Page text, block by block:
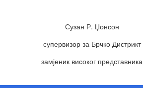
Сузан Р. Џонсон
супервизор за Брчко Дистрикт
замјеник високог представника